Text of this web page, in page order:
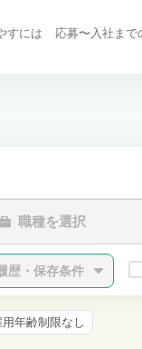
すには 応募〜入社まで
職種を選択
歴・保存条件
年齢制限なし